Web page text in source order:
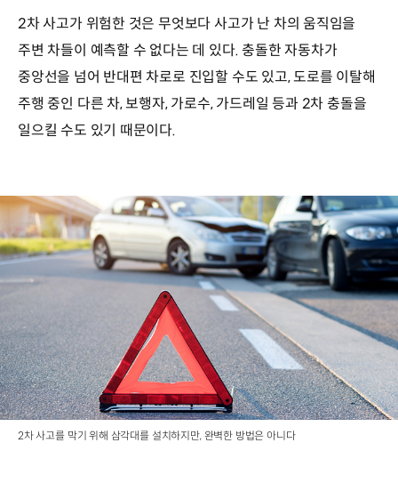
2차 사고가 위험한 것은 무엇보다 사고가 난 차의 움직임을
주변 차들이 예측할 수 없다는 데 있다. 충돌한 자동차가
중앙선을 넘어 반대편 차로로 진입할 수도 있고, 도로를 이탈해
주행 중인 다른 차, 보행자, 가로수, 가드레일 등과 2차 충돌을
일으킬 수도 있기 때문이다.
2차 사고를 막기 위해 삼각대를 설치하지만, 완벽한 방법은 아니다